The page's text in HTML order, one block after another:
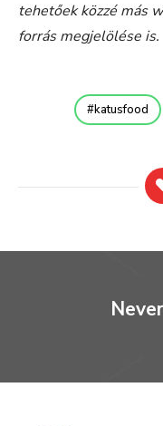
tehetőek közzé más
forrás megjelölése is.
katusfood